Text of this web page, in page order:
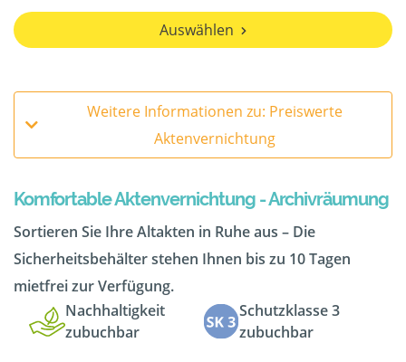
Auswählen
Weitere Informationen zu: Preiswerte
Aktenvernichtung
Komfortable Aktenvernichtung - Archivräumung
Sortieren Sie Ihre Altakten in Ruhe aus – Die
Sicherheitsbehälter stehen Ihnen bis zu 10 Tagen
mietfrei zur Verfügung.
Nachhaltigkeit
zubuchbar
Schutzklasse 3
zubuchbar